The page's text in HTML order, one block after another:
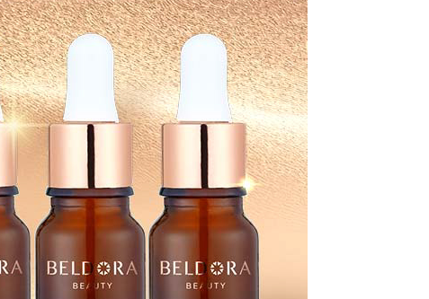
，滿NT$1,000(含以上)免運費
配
，滿NT$1,000(含以上)免運費
配
，滿NT$1,000(含以上)免運費
區配送